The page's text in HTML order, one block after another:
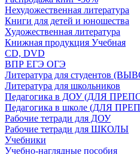
Нехудожественная литература
Книги для детей и юношества
Художественная литература
Книжная продукция Учебная
CD, DVD
ВПР ЕГЭ ОГЭ
Литература для студентов
Литература для школьников
Педагогика в ДОУ (ДЛЯ
Педагогика в школе (ДЛЯ
Рабочие тетради для ДОУ
Рабочие тетради для ШКОЛЫ
Учебники
Учебно-наглядные пособия